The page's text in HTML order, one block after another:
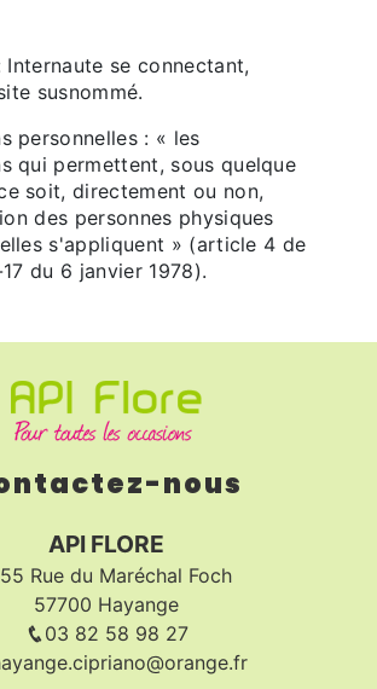
Internaute se connectant,
susnommé.
personnelles : « les
qui permettent, sous quelque
soit, directement ou non,
des personnes physiques
s'appliquent » (article 4 de
du 6 janvier 1978).
nous
API FLORE
55 Rue du Maréchal Foch
57700 Hayange
03 82 58 98 27